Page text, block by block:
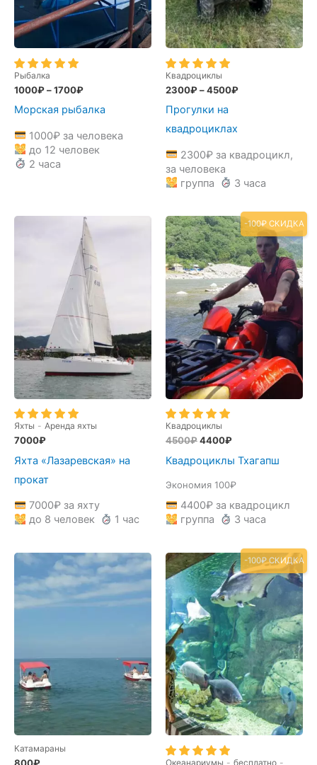
Рыбалка
1000₽–1700₽
Морская рыбалка
1000₽за человека
до 12 человек
2 часа
Квадроциклы
2300₽–4500₽
Прогулки на
квадроциклах
2300₽за квадроцикл,
за человека
группа
3 часа
Яхты - Аренда яхты
7000₽
Яхта «Лазаревская» на
прокат
7000₽за яхту
до 8 человек
1 час
-100₽ СКИДКА
Квадроциклы
4500₽Первоначальная
составляла
4400₽Текущая
4400₽.
Квадроциклы Тхагапш
Экономия 100₽
4400₽за квадроцикл
группа
3 часа
Катамараны
-100₽ СКИДКА
Океанариумы - бесплатно -